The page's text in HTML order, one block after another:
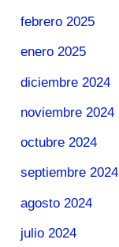
febrero 2025
enero 2025
diciembre 2024
noviembre 2024
octubre 2024
septiembre 2024
agosto 2024
julio 2024